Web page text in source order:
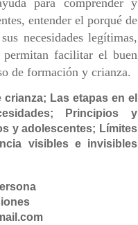
para comprender y
entender el porqué de
necesidades legítimas,
permitan facilitar el buen
de formación y crianza.
Las etapas en el
Principios y
y adolescentes; Límites
visibles e invisibles